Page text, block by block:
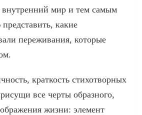
внутренний мир и тем самым
какие
переживания, которые
краткость стихотворных
все черты образного,
жизни: элемент